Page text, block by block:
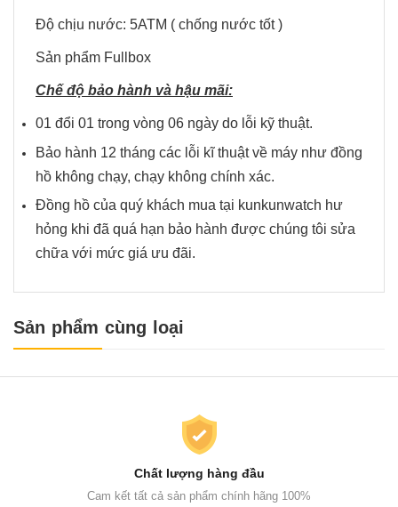
Độ chịu nước: 5ATM ( chống nước tốt )
Sản phẩm Fullbox
Chế độ bảo hành và hậu mãi:
01 đổi 01 trong vòng 06 ngày do lỗi kỹ thuật.
Bảo hành 12 tháng các lỗi kĩ thuật về máy như đồng
hồ không chạy, chạy không chính xác.
Đồng hồ của quý khách mua tại kunkunwatch hư
hỏng khi đã quá hạn bảo hành được chúng tôi sửa
chữa với mức giá ưu đãi.
Sản phẩm cùng loại
Chất lượng hàng đầu
Cam kết tất cả sản phẩm chính hãng 100%